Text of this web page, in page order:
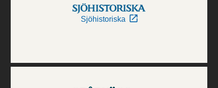
Sjöhistoriska